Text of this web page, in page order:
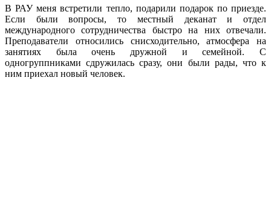
В РАУ меня встретили тепло, подарили подарок по приезде.
Если были вопросы, то местный деканат и отдел
международного сотрудничества быстро на них отвечали.
Преподаватели относились снисходительно, атмосфера на
занятиях была очень дружной и семейной. С
одногруппниками сдружилась сразу, они были рады, что к
ним приехал новый человек.